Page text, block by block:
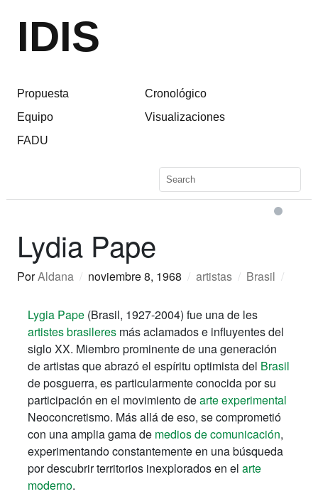
IDIS
Propuesta
Equipo
FADU
Cronológico
Visualizaciones
Lydia Pape
PorAldana / noviembre 8, 1968 / artistas / Brasil /
Lygia Pape (Brasil, 1927-2004) fue una de les
artistes brasileres más aclamados e influyentes del
siglo XX. Miembro prominente de una generación
de artistas que abrazó el espíritu optimista del Brasil
de posguerra, es particularmente conocida por su
participación en el movimiento dearte experimental
Neoconcretismo. Más allá de eso, se comprometió
con una amplia gama de medios de comunicación,
experimentando constantemente en una búsqueda
por descubrir territorios inexplorados en el arte
moderno.